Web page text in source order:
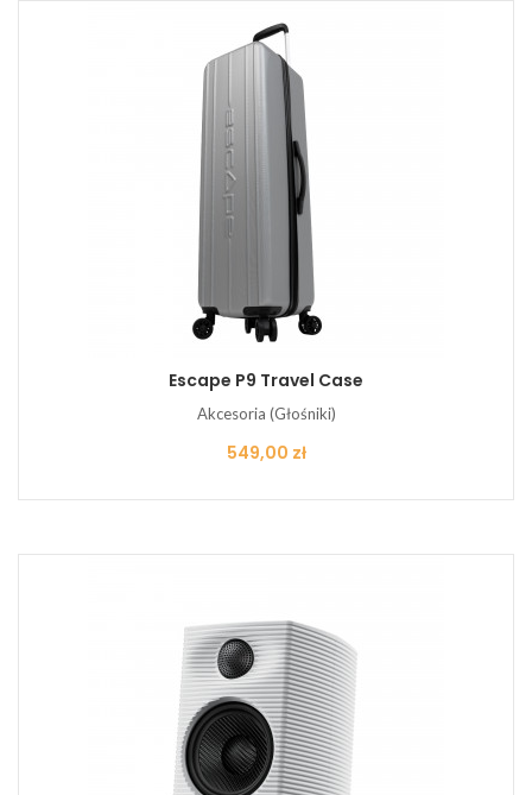
Escape P9 Travel Case
Akcesoria (Głośniki)
Cena
549,00 zł